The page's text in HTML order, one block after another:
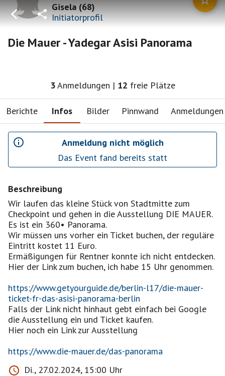
Gisela(68)
Initiatorprofil
Die Mauer - Yadegar Asisi Panorama
3Anmeldungen | 12 freie Plätze
Berichte Infos Bilder Pinnwand Anmeldungen
Anmeldung nicht möglich
Das Event fand bereits statt
Beschreibung
Wir laufen das kleine Stück von Stadtmitte zum
Checkpoint und gehen in die Ausstellung DIE MAUER.
Es ist ein 360• Panorama.
Wir müssen uns vorher ein Ticket buchen, der reguläre
Eintritt kostet 11 Euro.
Ermäßigungen für Rentner konnte ich nicht entdecken.
Hier der Link zum buchen, ich habe 15 Uhr genommen.
https://www.getyourguide.de/berlin-l17/die-mauer-
ticket-fr-das-asisi-panorama-berlin
Falls der Link nicht hinhaut gebt einfach bei Google
die Ausstellung ein und Ticket kaufen.
Hier noch ein Link zur Ausstellung
https://www.die-mauer.de/das-panorama
Di., 27.02.2024, 15:00 Uhr